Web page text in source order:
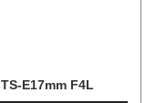
TS-E17mm F4L